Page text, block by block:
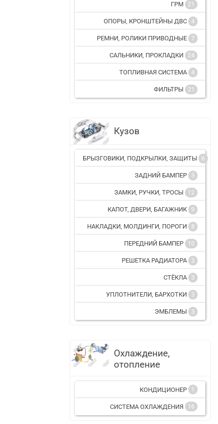
ГРМ 21
ОПОРЫ, КРОНШТЕЙНЫ ДВС 4
РЕМНИ, РОЛИКИ ПРИВОДНЫЕ 7
САЛЬНИКИ, ПРОКЛАДКИ 24
ТОПЛИВНАЯ СИСТЕМА 4
ФИЛЬТРЫ 21
Кузов
БРЫЗГОВИКИ, ПОДКРЫЛКИ, ЗАЩИТЫ 6
ЗАДНИЙ БАМПЕР 3
ЗАМКИ, РУЧКИ, ТРОСЫ 12
КАПОТ, ДВЕРИ, БАГАЖНИК 9
НАКЛАДКИ, МОЛДИНГИ, ПОРОГИ 8
ПЕРЕДНИЙ БАМПЕР 10
РЕШЕТКА РАДИАТОРА 3
СТЁКЛА 3
УПЛОТНИТЕЛИ, БАРХОТКИ 3
ЭМБЛЕМЫ 3
Охлаждение,
отопление
КОНДИЦИОНЕР 1
СИСТЕМА ОХЛАЖДЕНИЯ 16